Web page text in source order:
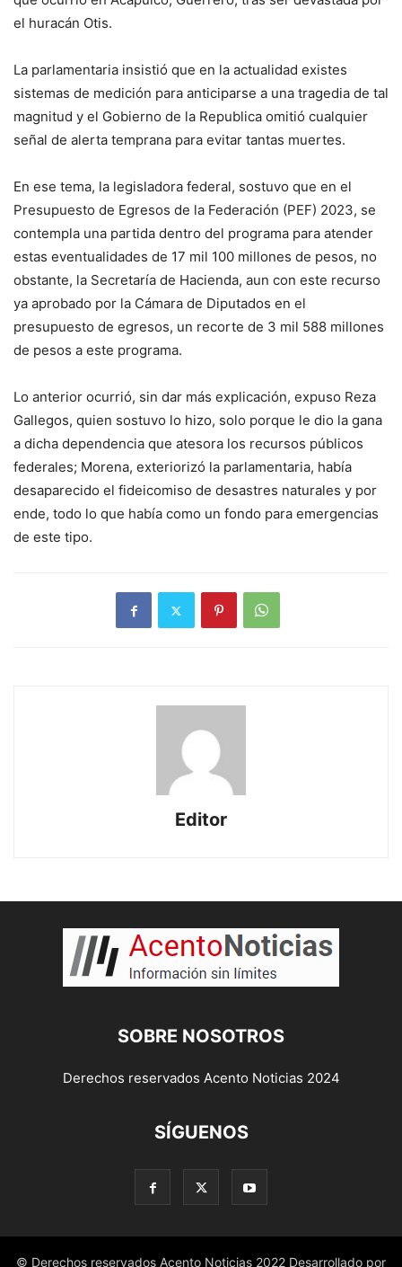
el huracán Otis.
La parlamentaria insistió que en la actualidad existes
sistemas de medición para anticiparse a una tragedia de tal
magnitud y el Gobierno de la Republica omitió cualquier
señal de alerta temprana para evitar tantas muertes.
En ese tema, la legisladora federal, sostuvo que en el
Presupuesto de Egresos de la Federación (PEF) 2023, se
contempla una partida dentro del programa para atender
estas eventualidades de 17 mil 100 millones de pesos, no
obstante, la Secretaría de Hacienda, aun con este recurso
ya aprobado por la Cámara de Diputados en el
presupuesto de egresos, un recorte de 3 mil 588 millones
de pesos a este programa.
Lo anterior ocurrió, sin dar más explicación, expuso Reza
Gallegos, quien sostuvo lo hizo, solo porque le dio la gana
a dicha dependencia que atesora los recursos públicos
federales; Morena, exteriorizó la parlamentaria, había
desaparecido el fideicomiso de desastres naturales y por
ende, todo lo que había como un fondo para emergencias
de este tipo.
Editor
SOBRE NOSOTROS
Derechos reservados Acento Noticias 2024
SÍGUENOS
© Derechos reservados Acento Noticias 2022 Desarrollado por